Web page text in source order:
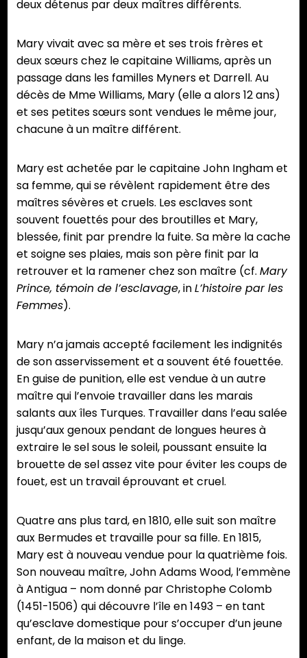
deux détenus par deux maîtres différents.
Mary vivait avec sa mère et ses trois frères et
deux sœurs chez le capitaine Williams, après un
passage dans les familles Myners et Darrell. Au
décès de Mme Williams, Mary (elle a alors 12 ans)
et ses petites sœurs sont vendues le même jour,
chacune à un maître différent.
Mary est achetée par le capitaine John Ingham et
sa femme, qui se révèlent rapidement être des
maîtres sévères et cruels. Les esclaves sont
souvent fouettés pour des broutilles et Mary,
blessée, finit par prendre la fuite. Sa mère la cache
et soigne ses plaies, mais son père finit par la
retrouver et la ramener chez son maître (cf. Mary
Prince, témoin de l’esclavage, inL’histoire par les
Femmes).
Mary n’a jamais accepté facilement les indignités
de son asservissement et a souvent été fouettée.
En guise de punition, elle est vendue à un autre
maître qui l’envoie travailler dans les marais
salants aux îles Turques. Travailler dans l’eau salée
jusqu’aux genoux pendant de longues heures à
extraire le sel sous le soleil, poussant ensuite la
brouette de sel assez vite pour éviter les coups de
fouet, est un travail éprouvant et cruel.
Quatre ans plus tard, en 1810, elle suit son maître
aux Bermudes et travaille pour sa fille. En 1815,
Mary est à nouveau vendue pour la quatrième fois.
Son nouveau maître, John Adams Wood, l’emmène
à Antigua – nom donné par Christophe Colomb
(1451-1506) qui découvre l’île en 1493 – en tant
qu’esclave domestique pour s’occuper d’un jeune
enfant, de la maison et du linge.